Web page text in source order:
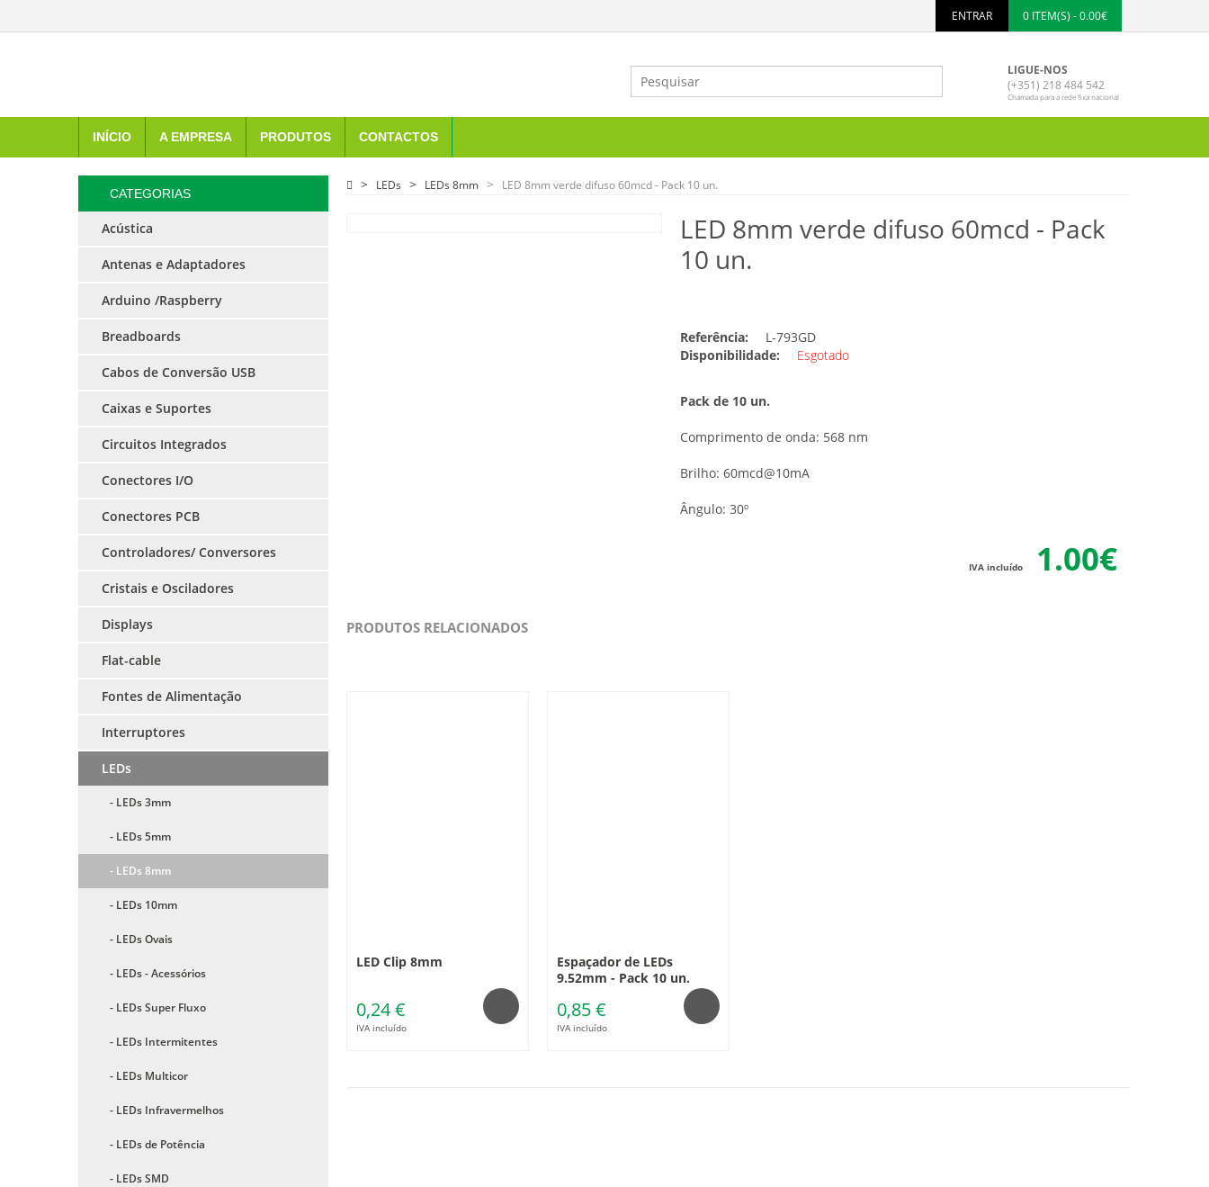
ENTRAR 0 ITEM(S) - 0.00€
LIGUE-NOS
(+351) 218 484 542
Chamada para a rede fixa nacional
INÍCIO A EMPRESA PRODUTOS CONTACTOS
CATEGORIAS
Acústica
Antenas e Adaptadores
Arduino /Raspberry
Breadboards
Cabos de Conversão USB
Caixas e Suportes
Circuitos Integrados
Conectores I/O
Conectores PCB
Controladores/ Conversores
Cristais e Osciladores
Displays
Flat-cable
Fontes de Alimentação
Interruptores
LEDs
- LEDs 3mm
- LEDs 5mm
- LEDs 8mm
- LEDs 10mm
- LEDs Ovais
- LEDs - Acessórios
- LEDs Super Fluxo
- LEDs Intermitentes
- LEDs Multicor
- LEDs Infravermelhos
- LEDs de Potência
- LEDs SMD
LEDs LEDs 8mm LED 8mm verde difuso 60mcd - Pack 10 un.
LED 8mm verde difuso 60mcd - Pack
10 un.
Referência:
L-793GD
Disponibilidade:
Esgotado
Pack de 10 un.
Comprimento de onda: 568 nm
Brilho: 60mcd@10mA
Ângulo: 30º
1.00€
IVA incluído
PRODUTOS RELACIONADOS
LED Clip 8mm
0,24 €
IVA incluído
Espaçador de LEDs
9.52mm - Pack 10 un.
0,85 €
IVA incluído